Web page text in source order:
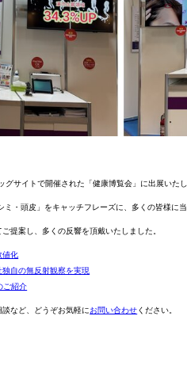
サイトで開催された「健康博覧会」に出展いたし
・頭皮」をキャッチフレーズに、多くの皆様に
提案し、多くの反響を頂戴いたしました。
値化
自の無反射観察を実現
ご紹介
など、どうぞお気軽にお問い合わせください。